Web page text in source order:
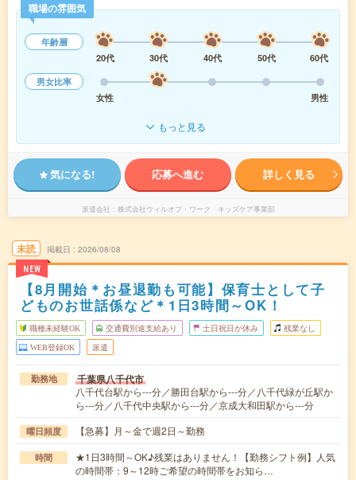
職場の雰囲気
年齢層
20代
30代 40代 50代
60代
男女比率
女性
男性
もっと見る
気になる! 応募へ進む 詳しく見る
派遣会社 株式会社ウィルオブ・ワーク キッズケア事業部
未読
NEW
掲載日 2026/08/08
【8月開始＊お昼退勤も可能】保育士として子
どものお世話係など＊1日3時間～OK！
職種未経験OK 交通費別途支給あり 土日祝日が休み 残業なし
WEB登録OK 派遣
勤務地 千葉県八千代市
八千代台駅から---分／勝田台駅から---分／八千代緑が丘駅か
ら---分／八千代中央駅から---分／京成大和田駅から---分
曜日頻度 【急募】月～金で週2日～勤務
時間
★1日3時間～OK♪残業はありません！【勤務シフト例】人気
の時間帯：9～12時ご希望の時間帯をお知ら…